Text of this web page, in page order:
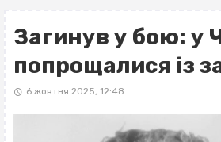
Загинув у бою: у
попрощалися із
6 жовтня 2025, 12:48